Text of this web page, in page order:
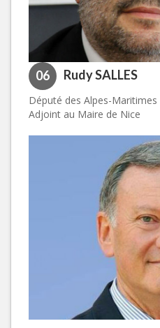
06 Rudy SALLES
Député des Alpes-Maritimes
Adjoint au Maire de Nice